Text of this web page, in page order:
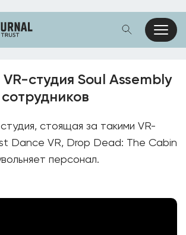
VR-студия Soul Assembly
стоящая за такими VR-
Dance VR, Drop Dead: The Cabin
персонал.